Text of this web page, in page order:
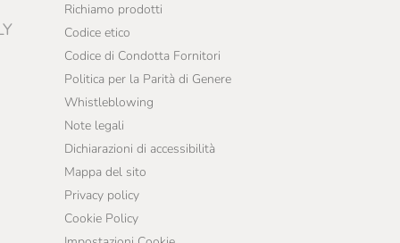
Richiamo prodotti
Codice etico
Codice di Condotta Fornitori
Politica per la Parità di Genere
Whistleblowing
Note legali
Dichiarazioni di accessibilità
Mappa del sito
Privacy policy
Cookie Policy